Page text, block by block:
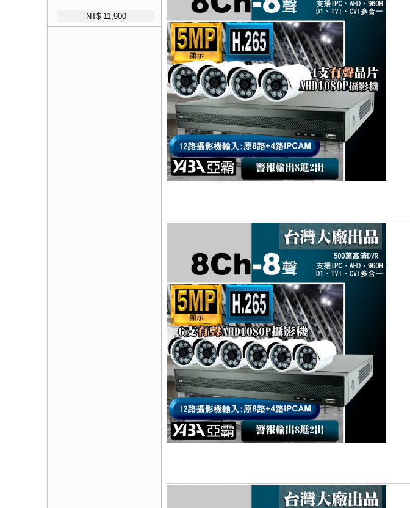
NT$ 11,900